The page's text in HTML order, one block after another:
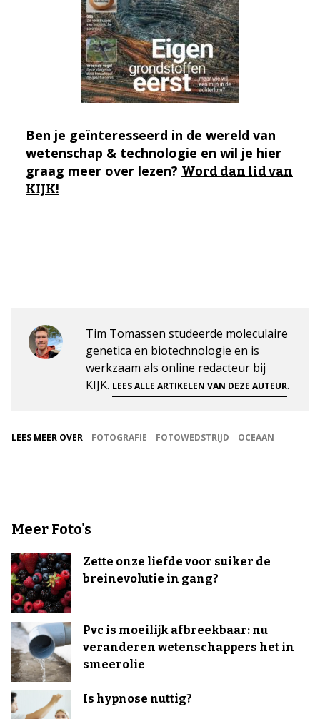
Ben je geïnteresseerd in de wereld van
wetenschap & technologie en wil je hier
graag meer over lezen? Word dan lid van
KIJK!
Tim Tomassen studeerde moleculaire
genetica en biotechnologie en is
werkzaam als online redacteur bij
KIJK. LEES ALLE ARTIKELEN VAN DEZE AUTEUR.
LEES MEER OVER FOTOGRAFIE FOTOWEDSTRIJD OCEAAN
Meer Foto's
Zette onze liefde voor suiker de
breinevolutie in gang?
Pvc is moeilijk afbreekbaar: nu
veranderen wetenschappers het in
smeerolie
Is hypnose nuttig?